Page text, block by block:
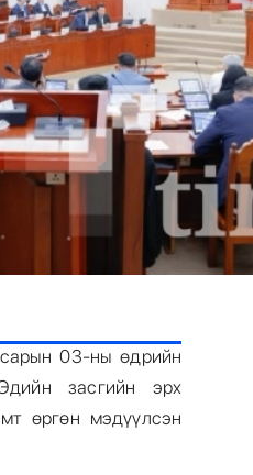
03-ны өдрийн
засгийн эрх
өргөн мэдүүлсэн